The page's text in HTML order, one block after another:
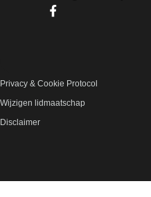
Bezoek onze
Privacy & Cookie Protocol
Wijzigen lidmaatschap
Disclaimer